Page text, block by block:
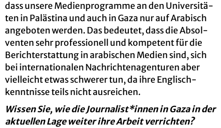
dass un­se­re Me­di­en­pro­gram­me an den Uni­ver­si­tä­
ten in Pa­läs­ti­na und auch in Gaza nur auf Ara­bisch
an­ge­bo­ten wer­den. Das be­deu­tet, dass die Ab­sol­
ven­ten sehr pro­fes­sio­nell und kom­pe­tent für die
Be­richt­erstat­tung in ara­bi­schen Me­di­en sind, sich
bei in­ter­na­tio­na­len Nach­rich­ten­agen­tu­ren aber
viel­leicht etwas schwe­rer tun, da ihre Eng­lisch­
kennt­nis­se teils nicht aus­rei­chen.
Wis­sen Sie, wie die Jour­na­list*innen in Gaza in der
ak­tu­el­len Lage wei­ter ihre Ar­beit ver­rich­ten?